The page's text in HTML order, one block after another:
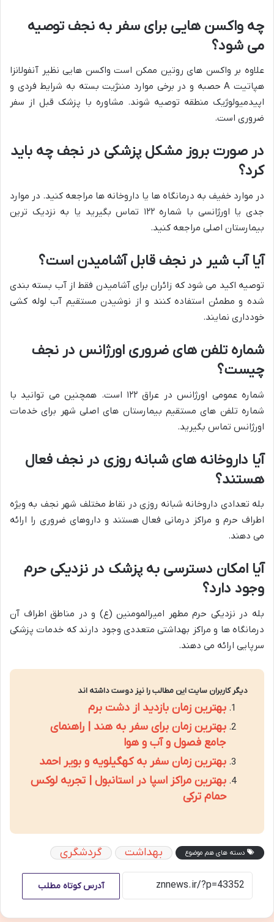
چه واکسن هایی برای سفر به نجف توصیه
می شود؟
علاوه بر واکسن های روتین ممکن است واکسن هایی نظیر آنفولانزا
هپاتیت A حصبه و در برخی موارد مننژیت بسته به شرایط فردی و
اپیدمیولوژیک منطقه توصیه شوند. مشاوره با پزشک قبل از سفر
ضروری است.
در صورت بروز مشکل پزشکی در نجف چه باید
کرد؟
در موارد خفیف به درمانگاه ها یا داروخانه ها مراجعه کنید. در موارد
جدی یا اورژانسی با شماره ۱۲۲ تماس بگیرید یا به نزدیک ترین
بیمارستان اصلی مراجعه کنید.
آیا آب شیر در نجف قابل آشامیدن است؟
توصیه اکید می شود که زائران برای آشامیدن فقط از آب بسته بندی
شده و مطمئن استفاده کنند و از نوشیدن مستقیم آب لوله کشی
خودداری نمایند.
شماره تلفن های ضروری اورژانس در نجف
چیست؟
شماره عمومی اورژانس در عراق ۱۲۲ است. همچنین می توانید با
شماره تلفن های مستقیم بیمارستان های اصلی شهر برای خدمات
اورژانس تماس بگیرید.
آیا داروخانه های شبانه روزی در نجف فعال
هستند؟
بله تعدادی داروخانه شبانه روزی در نقاط مختلف شهر نجف به ویژه
اطراف حرم و مراکز درمانی فعال هستند و داروهای ضروری را ارائه
می دهند.
آیا امکان دسترسی به پزشک در نزدیکی حرم
وجود دارد؟
بله در نزدیکی حرم مطهر امیرالمومنین (ع) و در مناطق اطراف آن
درمانگاه ها و مراکز بهداشتی متعددی وجود دارند که خدمات پزشکی
سرپایی ارائه می دهند.
دیگر کاربران سایت این مطالب را نیز دوست داشته اند
بهترین زمان بازدید از دشت برم
بهترین زمان برای سفر به هند | راهنمای
جامع فصول و آب و هوا
بهترین زمان سفر به کهگیلویه و بویر احمد
بهترین مراکز اسپا در استانبول | تجربه لوکس
حمام ترکی
دسته های هم موضوع بهداشت گردشگری
آدرس کوتاه مطلب